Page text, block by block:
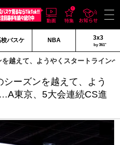
校バスケ NBA 3x3
by 361°
を越えて、ようやくスタートライン
シーズンを越えて、よう
東京、5大会連続CS進